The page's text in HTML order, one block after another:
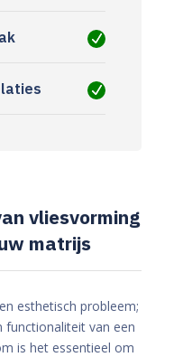
vliesvorming
matrijs
esthetisch probleem;
van een
is het essentieel om